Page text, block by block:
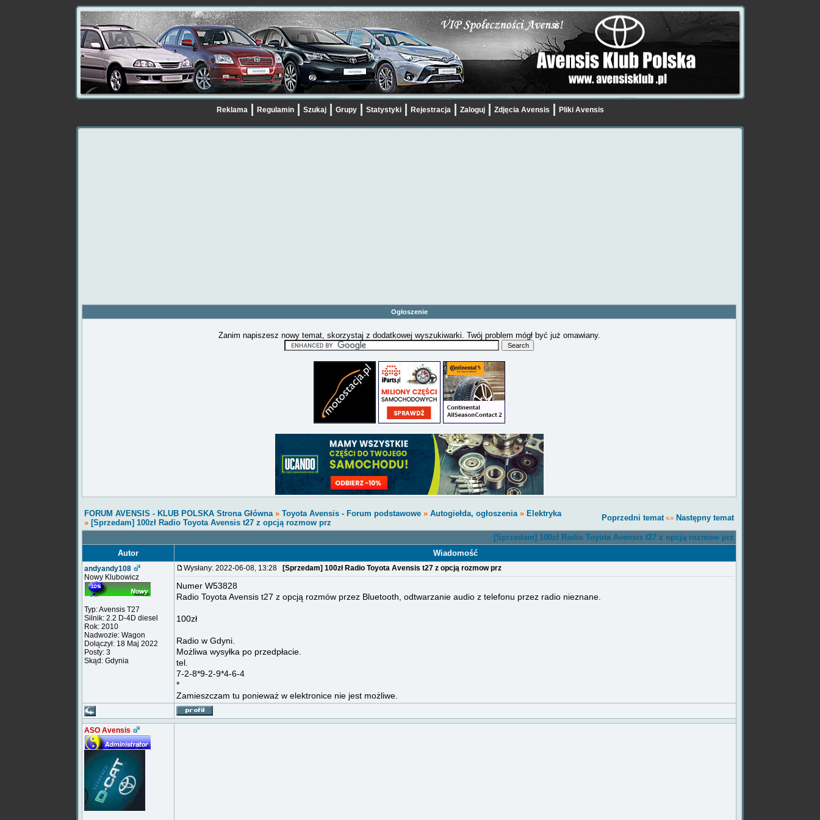
Reklama Regulamin Szukaj Grupy Statystyki Rejestracja Zaloguj Zdjęcia Avensis Pliki Avensis
Ogłoszenie
Zanim napiszesz nowy temat, skorzystaj z dodatkowej wyszukiwarki. Twój problem mógł być już omawiany.
FORUM AVENSIS - KLUB POLSKA Strona Główna» Toyota Avensis - Forum podstawowe » Autogiełda, ogłoszenia» Elektryka
» [Sprzedam] 100zł Radio Toyota Avensis t27 z opcją rozmow prz
Poprzedni temat«» Następny temat
[Sprzedam] 100zł Radio Toyota Avensis t27 z opcją rozmow prz
Autor
Wiadomość
andyandy108
Nowy Klubowicz
Typ: Avensis T27
Silnik: 2.2 D-4D diesel
Rok: 2010
Nadwozie: Wagon
Dołączył: 18 Maj 2022
Posty: 3
Skąd: Gdynia
Wysłany: 2022-06-08, 13:28 [Sprzedam] 100zł Radio Toyota Avensis t27 z opcją rozmow prz
Numer W53828
Radio Toyota Avensis t27 z opcją rozmów przez Bluetooth, odtwarzanie audio z telefonu przez radio nieznane.
100zł
Radio w Gdyni.
Możliwa wysyłka po przedpłacie.
tel.
7-2-8*9-2-9*4-6-4
*
Zamieszczam tu ponieważ w elektronice nie jest możliwe.
ASO Avensis